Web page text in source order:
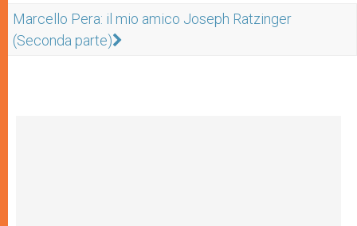
Marcello Pera: il mio amico Joseph Ratzinger
(Seconda parte)